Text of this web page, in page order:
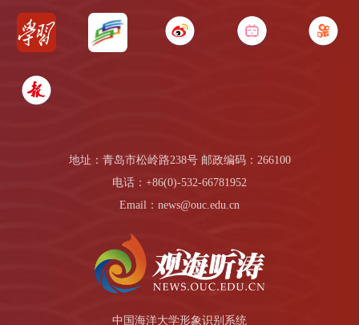
地址：青岛市松岭路238号 邮政编码：266100
电话：+86(0)-532-66781952
Email：news@ouc.edu.cn
中国海洋大学形象识别系统